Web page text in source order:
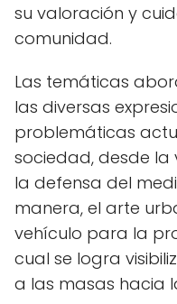
su valoración y
comunidad.
Las temáticas
las diversas
problemáticas
sociedad, desde la
la defensa del
manera, el arte
vehículo para la
cual se logra
a las masas hacia